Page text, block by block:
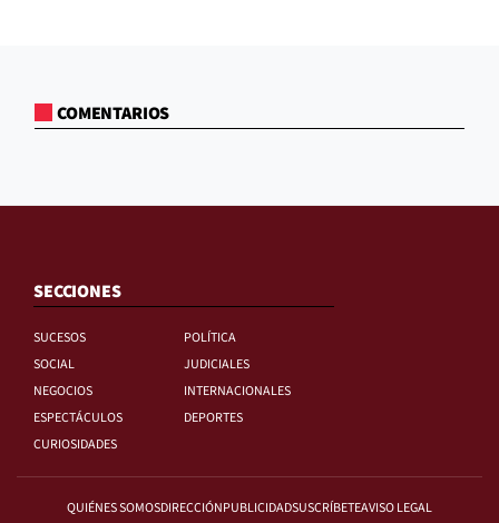
COMENTARIOS
SECCIONES
SUCESOS
POLÍTICA
SOCIAL
JUDICIALES
NEGOCIOS
INTERNACIONALES
ESPECTÁCULOS
DEPORTES
CURIOSIDADES
QUIÉNES SOMOSDIRECCIÓNPUBLICIDADSUSCRÍBETEAVISO LEGAL